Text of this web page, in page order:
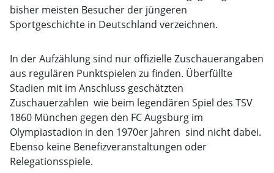
bisher meisten Besucher der jüngeren
Sportgeschichte in Deutschland verzeichnen.
In der Aufzählung sind nur offizielle Zuschauerangaben
aus regulären Punktspielen zu finden. Überfüllte
Stadien mit im Anschluss geschätzten
Zuschauerzahlen  wie beim legendären Spiel des TSV
1860 München gegen den FC Augsburg im
Olympiastadion in den 1970er Jahren  sind nicht dabei.
Ebenso keine Benefizveranstaltungen oder
Relegationsspiele.